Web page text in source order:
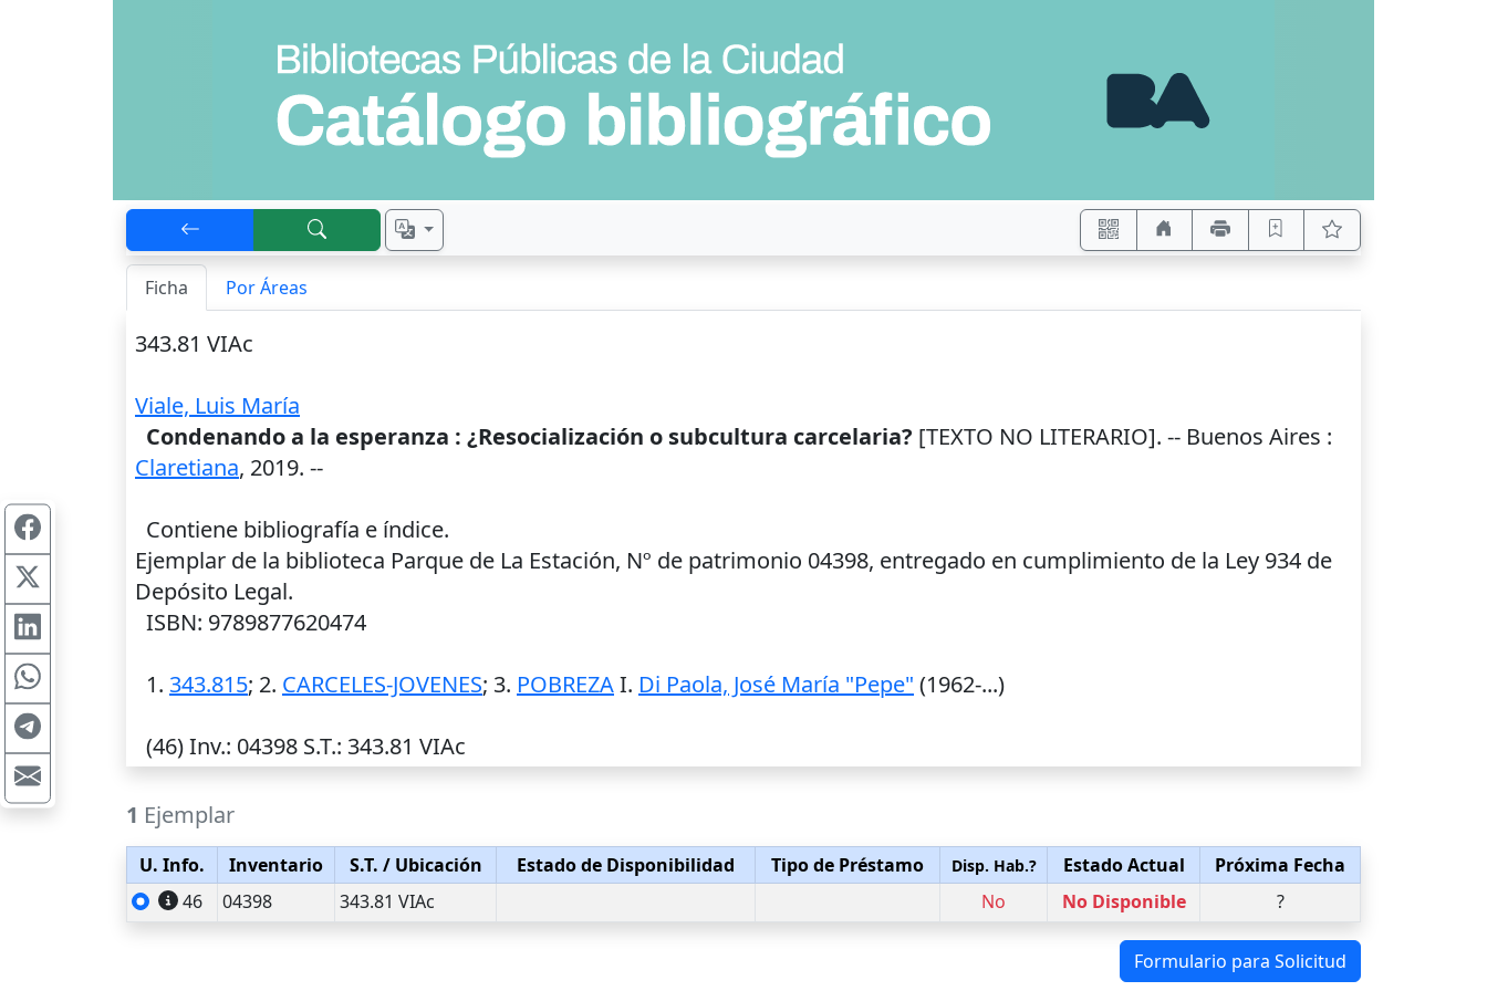
Ficha Por Áreas
343.81 VIAc
Viale, Luis María
Condenando a la esperanza : ¿Resocialización o subcultura carcelaria? [TEXTO NO LITERARIO]. -- Buenos Aires :
Claretiana, 2019. --
Contiene bibliografía e índice.
Ejemplar de la biblioteca Parque de La Estación, Nº de patrimonio 04398, entregado en cumplimiento de la Ley 934 de
Depósito Legal.
ISBN: 9789877620474
1. 343.815; 2. CARCELES-JOVENES; 3. POBREZAI. Di Paola, José María "Pepe" (1962-...)
(46)Inv.: 04398 S.T.: 343.81 VIAc
1 Ejemplar
U. Info. Inventario S.T. / Ubicación Estado de Disponibilidad Tipo de Préstamo Disp. Hab.? Estado Actual
Próxima Fecha
46
04398 343.81 VIAc No No Disponible ?
Formulario para Solicitud